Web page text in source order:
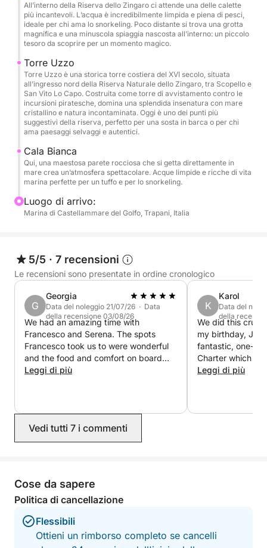
Tra una navigazione e una sosta nelle baie, vi
accoglieremo con un welcome drink a base di
prosecco, bevande fresche e stuzzichini locali.
Durante le pause sarà servito un light lunch con
finger food ispirati alla tradizione, accompagnato da
acqua e bevande analcoliche sempre disponibili.
All’interno della Riserva dello Zingaro ci attende una delle calette
più incantevoli. L’acqua è incredibilmente limpida e piena di pesci,
ideale per chi ama lo snorkeling. Poco distante si trova una grotta
magnifica e una minuscola spiaggia nascosta all’interno: un piccolo
tesoro da scoprire per un momento magico.
Torre Uzzo
Torre Uzzo è una storica torre costiera del XVI secolo, situata
all’ingresso nord della Riserva Naturale dello Zingaro, tra Scopello e
San Vito Lo Capo. Costruita come torre di avvistamento contro le
incursioni piratesche, domina una splendida insenatura con mare
cristallino e natura incontaminata. Oggi è uno dei punti più
suggestivi della riserva, perfetto per una sosta in barca o per chi
ama paesaggi selvaggi e autentici.
Cala Bianca
Qui, una maestosa parete rocciosa che si getta direttamente in
mare crea un’atmosfera spettacolare. Acque limpide e ricche di vita
marina perfette per un tuffo e per lo snorkeling.
Luogo di arrivo:
Marina di Castellammare del Golfo, Trapani, Italia
5/5 · 7 recensioni
Le recensioni sono presentate in ordine cronologico
G
Georgia
Data del noleggio 21/07/26 · Data
della recensione 03/08/26
We had an amazing time with
Francesco and Serena. The spots
Francesco took us to were wonderful
and the food and comfort on board
was fantastic. We would recommend
Leggi di più
K
Karol
Data del
della
We did this
my birthday,
fantastic, one-
Charter which
Castellammare
with homemade
Leggi di più
Vedi tutti 7 i commenti
Cose da sapere
Politica di cancellazione
Flessibili
Ottieni un rimborso completo se cancelli